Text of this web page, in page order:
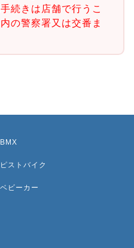
続きは店舗で行うこ
の警察署又は交番ま
BMX
ピストバイク
ベビーカー